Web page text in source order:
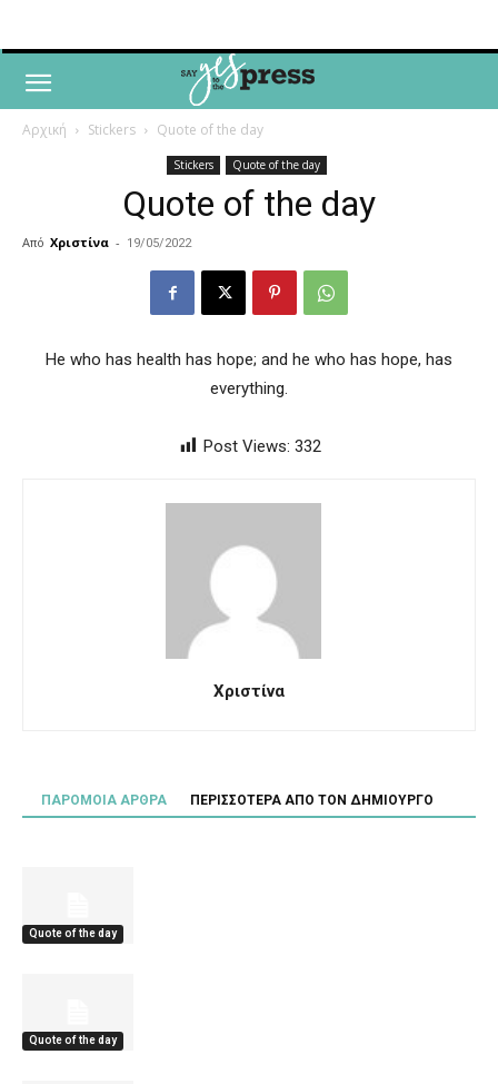
Αρχική Stickers Quote of the day
Stickers Quote of the day
Quote of the day
Από Χριστίνα - 19/05/2022
He who has health has hope; and he who has hope, has
everything.
Post Views: 332
Χριστίνα
ΠΑΡΟΜΟΙΑ ΑΡΘΡΑ ΠΕΡΙΣΣΟΤΕΡΑ ΑΠΟ ΤΟΝ ΔΗΜΙΟΥΡΓΟ
Quote of the day
Quote of the day